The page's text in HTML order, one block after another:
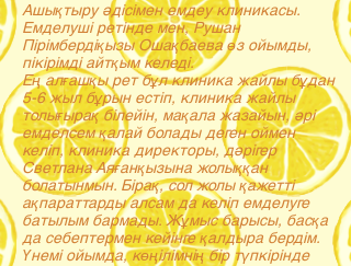
Ашықтыру әдісімен емдеу клиникасы.
Емделуші ретінде мен, Рушан
Пірімбердіқызы Ошақбаева өз ойымды,
пікірімді айтқым келеді.
Ең алғашқы рет бұл клиника жайлы бұдан
5-6 жыл бұрын естіп, клиника жайлы
толығырақ білейін, мақала жазайын, әрі
емделсем қалай болады деген оймен
келіп, клиника директоры, дәрігер
Светлана Аяғанқызына жолыққан
болатынмын. Бірақ, сол жолы қажетті
ақпараттарды алсам да келіп емделуге
батылым бармады. Жұмыс барысы, басқа
да себептермен кейінге қалдыра бердім.
Үнемі ойымда, көңілімнің бір түпкірінде